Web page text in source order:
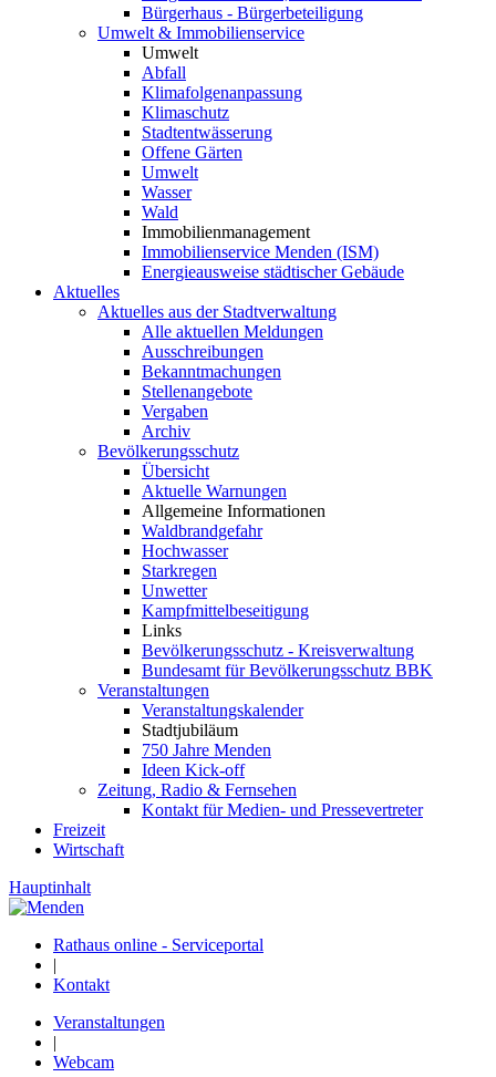
Bürgerhaus - Bürgerbeteiligung
Umwelt & Immobilienservice
Umwelt
Abfall
Klimafolgenanpassung
Klimaschutz
Stadtentwässerung
Offene Gärten
Umwelt
Wasser
Wald
Immobilienmanagement
Immobilienservice Menden (ISM)
Energieausweise städtischer Gebäude
Aktuelles
Aktuelles aus der Stadtverwaltung
Alle aktuellen Meldungen
Ausschreibungen
Bekanntmachungen
Stellenangebote
Vergaben
Archiv
Bevölkerungsschutz
Übersicht
Aktuelle Warnungen
Allgemeine Informationen
Waldbrandgefahr
Hochwasser
Starkregen
Unwetter
Kampfmittelbeseitigung
Links
Bevölkerungsschutz - Kreisverwaltung
Bundesamt für Bevölkerungsschutz BBK
Veranstaltungen
Veranstaltungskalender
Stadtjubiläum
750 Jahre Menden
Ideen Kick-off
Zeitung, Radio & Fernsehen
Kontakt für Medien- und Pressevertreter
Freizeit
Wirtschaft
Hauptinhalt
Rathaus online - Serviceportal
|
Kontakt
Veranstaltungen
|
Webcam